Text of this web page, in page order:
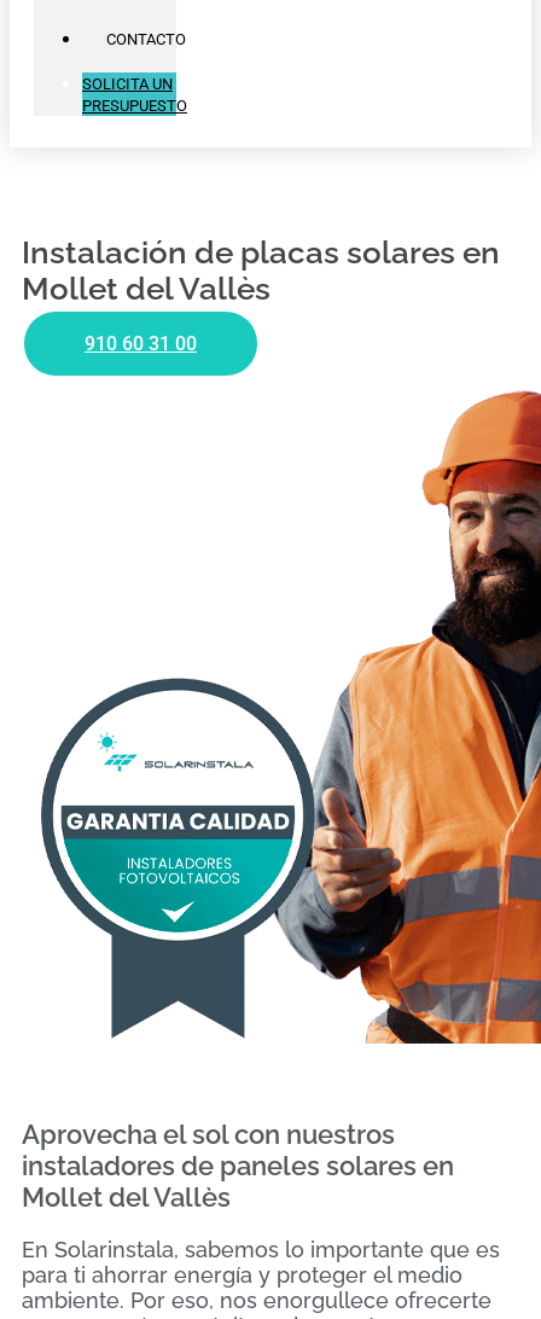
CONTACTO
SOLICITA UN
PRESUPUESTO
Instalación de placas solares en
Mollet del Vallès
910 60 31 00
Aprovecha el sol con nuestros
instaladores de paneles solares en
Mollet del Vallès
En Solarinstala, sabemos lo importante que es
para ti ahorrar energía y proteger el medio
ambiente. Por eso, nos enorgullece ofrecerte